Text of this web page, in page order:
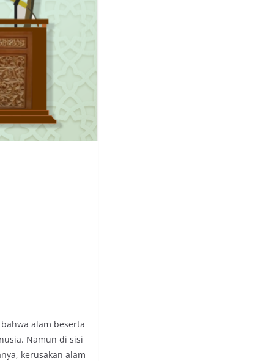
alam beserta
Namun di sisi
kerusakan alam